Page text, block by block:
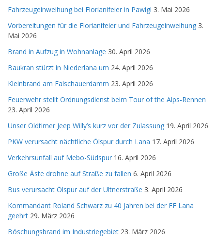
Fahrzeugeinweihung bei Florianifeier in Pawigl 3. Mai 2026
Vorbereitungen für die Florianifeier und Fahrzeugeinweihung 3.
Mai 2026
Brand in Aufzug in Wohnanlage 30. April 2026
Baukran stürzt in Niederlana um 24. April 2026
Kleinbrand am Falschauerdamm 23. April 2026
Feuerwehr stellt Ordnungsdienst beim Tour of the Alps-Rennen
23. April 2026
Unser Oldtimer Jeep Willy’s kurz vor der Zulassung 19. April 2026
PKW verursacht nächtliche Ölspur durch Lana 17. April 2026
Verkehrsunfall auf Mebo-Südspur 16. April 2026
Große Äste drohne auf Straße zu fallen 6. April 2026
Bus verursacht Ölspur auf der Ultnerstraße 3. April 2026
Kommandant Roland Schwarz zu 40 Jahren bei der FF Lana
geehrt 29. März 2026
Böschungsbrand im Industriegebiet 23. März 2026